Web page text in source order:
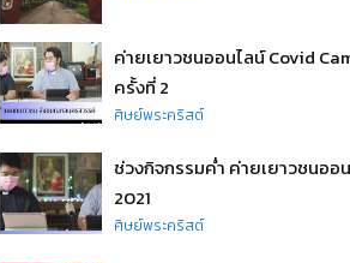
ค่ายเยาวชนออนไลน์ Covid
ครั้งที่ 2
ศิษย์พระคริสต์
ช่วงกิจกรรมค่ำ ค่ายเยาวชนออ
2021
ศิษย์พระคริสต์